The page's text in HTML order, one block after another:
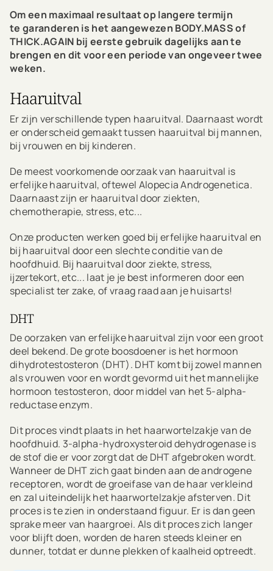
Om een maximaal resultaat op langere termijn
te garanderen is het aangewezen BODY.MASS of
THICK.AGAIN bij eerste gebruik dagelijks aan te
brengen en dit voor een periode van ongeveer twee
weken.
Haaruitval
Er zijn verschillende typen haaruitval. Daarnaast wordt
er onderscheid gemaakt tussen haaruitval bij mannen,
bij vrouwen en bij kinderen.
De meest voorkomende oorzaak van haaruitval is
erfelijke haaruitval, oftewel Alopecia Androgenetica.
Daarnaast zijn er haaruitval door ziekten,
chemotherapie, stress, etc...
Onze producten werken goed bij erfelijke haaruitval en
bij haaruitval door een slechte conditie van de
hoofdhuid. Bij haaruitval door ziekte, stress,
ijzertekort, etc... laat je je best informeren door een
specialist ter zake, of vraag raad aan je huisarts!
DHT
De oorzaken van erfelijke haaruitval zijn voor een groot
deel bekend. De grote boosdoener is het hormoon
dihydrotestosteron (DHT). DHT komt bij zowel mannen
als vrouwen voor en wordt gevormd uit het mannelijke
hormoon testosteron, door middel van het 5-alpha-
reductase enzym.
Dit proces vindt plaats in het haarwortelzakje van de
hoofdhuid. 3-alpha-hydroxysteroid dehydrogenase is
de stof die er voor zorgt dat de DHT afgebroken wordt.
Wanneer de DHT zich gaat binden aan de androgene
receptoren, wordt de groeifase van de haar verkleind
en zal uiteindelijk het haarwortelzakje afsterven. Dit
proces is te zien in onderstaand figuur. Er is dan geen
sprake meer van haargroei. Als dit proces zich langer
voor blijft doen, worden de haren steeds kleiner en
dunner, totdat er dunne plekken of kaalheid optreedt.